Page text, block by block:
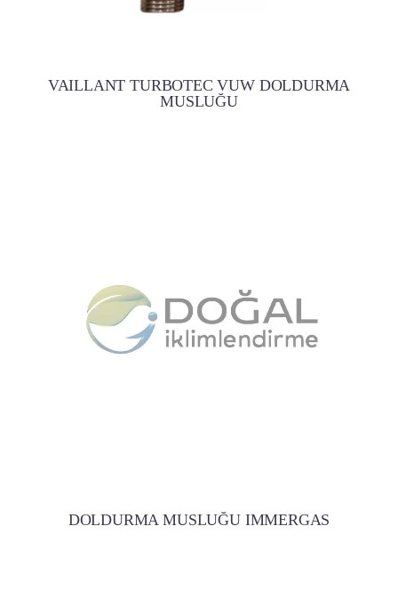
VAILLANT TURBOTEC VUW DOLDURMA
MUSLUĞU
DOLDURMA MUSLUĞU IMMERGAS